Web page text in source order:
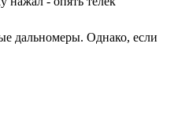
дальномеры. Однако, если